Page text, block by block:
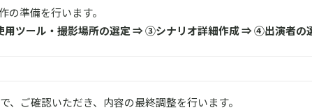
の準備を行います。
ツール・撮影場所の選定 ⇒ ③シナリオ詳細作成 ⇒ ④出演者の
、ご確認いただき、内容の最終調整を行います。